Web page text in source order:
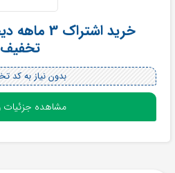
تخفیف
بدون نیاز به کد
مشاهده جزئیات